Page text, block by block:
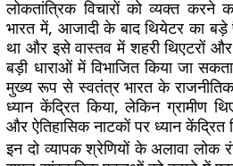
लोकतांत्रिक विचारों को व्यक्त करने
भारत में, आजादी के बाद थियेटर का बड़े
था और इसे वास्तव में शहरी थिएटरों और
बड़ी धाराओं में विभाजित किया जा
मुख्य रूप से स्वतंत्र भारत के
ध्यान केंद्रित किया, लेकिन ग्रामीण
और ऐतिहासिक नाटकों पर ध्यान केंद्रित
इन दो व्यापक श्रेणियों के अलावा लोक